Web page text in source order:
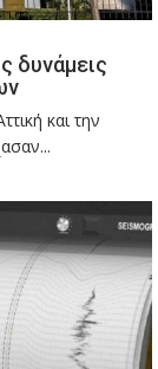
δυνάμεις
και την